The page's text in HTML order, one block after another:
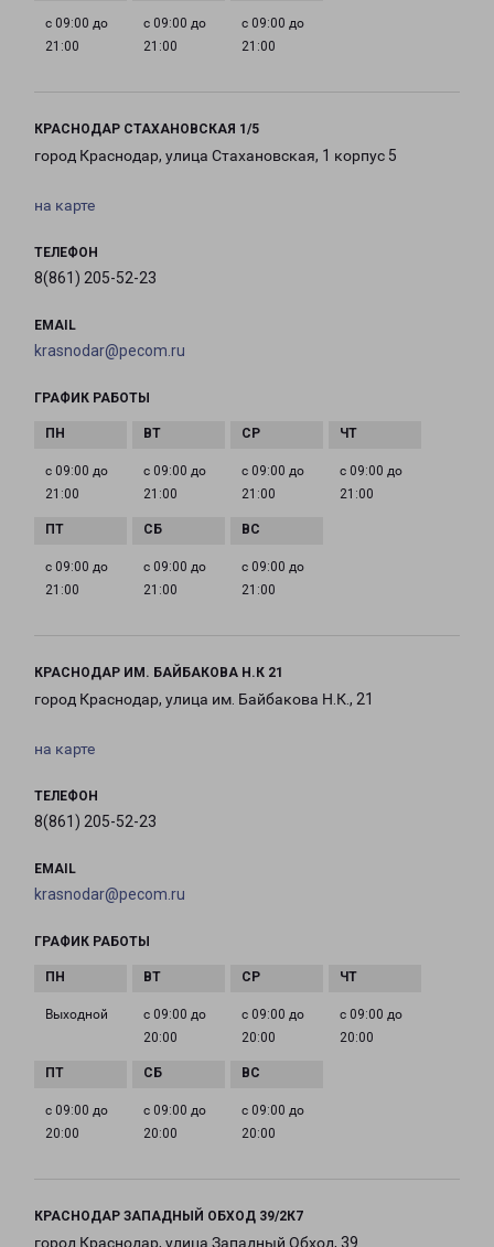
с 09:00 до
21:00
с 09:00 до
21:00
с 09:00 до
21:00
КРАСНОДАР СТАХАНОВСКАЯ 1/5
город Краснодар, улица Стахановская, 1 корпус 5
на карте
ТЕЛЕФОН
8(861) 205-52-23
EMAIL
krasnodar@pecom.ru
ГРАФИК РАБОТЫ
с 09:00 до
21:00
с 09:00 до
21:00
с 09:00 до
21:00
с 09:00 до
21:00
с 09:00 до
21:00
с 09:00 до
21:00
с 09:00 до
21:00
КРАСНОДАР ИМ. БАЙБАКОВА Н.К 21
город Краснодар, улица им. Байбакова Н.К., 21
на карте
ТЕЛЕФОН
8(861) 205-52-23
EMAIL
krasnodar@pecom.ru
ГРАФИК РАБОТЫ
Выходной
с 09:00 до
20:00
с 09:00 до
20:00
с 09:00 до
20:00
с 09:00 до
20:00
с 09:00 до
20:00
с 09:00 до
20:00
КРАСНОДАР ЗАПАДНЫЙ ОБХОД 39/2К7
город Краснодар, улица Западный Обход, 39